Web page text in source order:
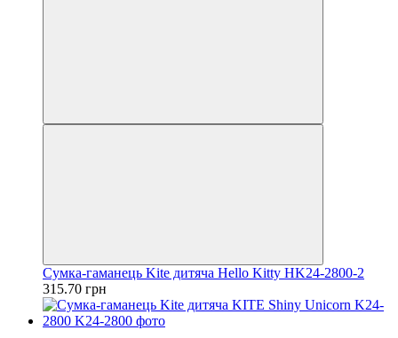
Сумка-гаманець Kite дитяча Hello Kitty HK24-2800-2
315.70 грн